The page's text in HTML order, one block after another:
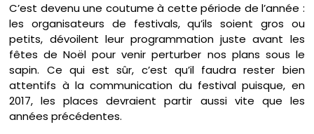
C’est devenu une coutume à cette période de l’année :
les organisateurs de festivals, qu’ils soient gros ou
petits, dévoilent leur programmation juste avant les
fêtes de Noël pour venir perturber nos plans sous le
sapin. Ce qui est sûr, c’est qu’il faudra rester bien
attentifs à la communication du festival puisque, en
2017, les places devraient partir aussi vite que les
années précédentes.